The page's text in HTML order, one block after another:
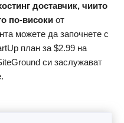
доставчик, чиито
по-високи от
можете да започнете с
план за$2.99 на
си заслужават